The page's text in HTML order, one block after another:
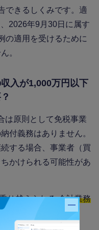
バナー
できるしくみです。適
2026年9月30日に属す
の適用を受けるために
。
入が1,000万円以下
は原則として免税事業
付義務はありません。
する場合、事業者（買
かけられる可能性があ
り越えられる 会計業務
する